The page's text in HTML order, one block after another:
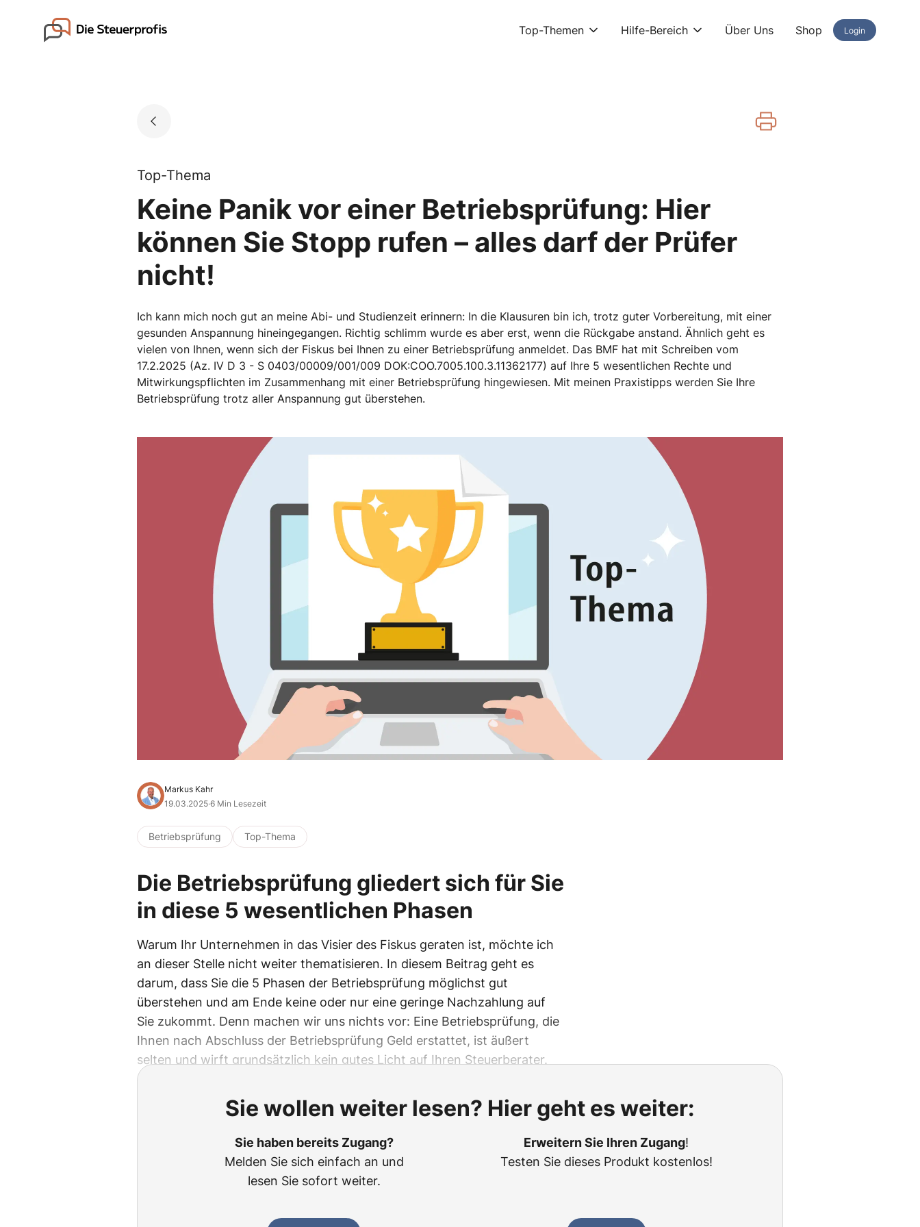
Go to landing page. Top-Themen Hilfe-Bereich Über Uns Shop Login
Top-Thema
Keine Panik vor einer Betriebsprüfung: Hier
können Sie Stopp rufen – alles darf der Prüfer
nicht!
Ich kann mich noch gut an meine Abi- und Studienzeit erinnern: In die Klausuren bin ich, trotz guter Vorbereitung, mit einer
gesunden Anspannung hineingegangen. Richtig schlimm wurde es aber erst, wenn die Rückgabe anstand. Ähnlich geht es
vielen von Ihnen, wenn sich der Fiskus bei Ihnen zu einer Betriebsprüfung anmeldet. Das BMF hat mit Schreiben vom
17.2.2025 (Az. IV D 3 - S 0403/00009/001/009 DOK:COO.7005.100.3.11362177) auf Ihre 5 wesentlichen Rechte und
Mitwirkungspflichten im Zusammenhang mit einer Betriebsprüfung hingewiesen. Mit meinen Praxistipps werden Sie Ihre
Betriebsprüfung trotz aller Anspannung gut überstehen.
Markus Kahr
19.03.2025·6 Min Lesezeit
Betriebsprüfung Top-Thema
Die Betriebsprüfung gliedert sich für Sie
in diese 5 wesentlichen Phasen
Warum Ihr Unternehmen in das Visier des Fiskus geraten ist, möchte ich
an dieser Stelle nicht weiter thematisieren. In diesem Beitrag geht es
darum, dass Sie die 5 Phasen der Betriebsprüfung möglichst gut
überstehen und am Ende keine oder nur eine geringe Nachzahlung auf
Sie zukommt. Denn machen wir uns nichts vor: Eine Betriebsprüfung, die
Ihnen nach Abschluss der Betriebsprüfung Geld erstattet, ist äußert
selten und wirft grundsätzlich kein gutes Licht auf Ihren Steuerberater.
Sie wollen weiter lesen? Hier geht es weiter:
Sie haben bereits Zugang?
Melden Sie sich einfach an und
lesen Sie sofort weiter.
Erweitern Sie Ihren Zugang!
Testen Sie dieses Produkt kostenlos!